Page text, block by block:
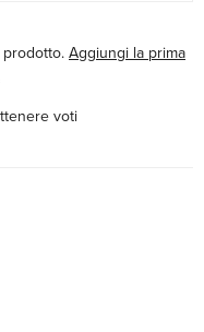
prodotto. Aggiungi la prima
voti